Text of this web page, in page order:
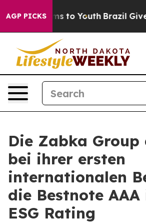
AGP PICKS
Harms to Youth Brazil Gives
Die Zabka
bei ihrer ersten
internationalen
die Bestnote AAA
ESG Rating